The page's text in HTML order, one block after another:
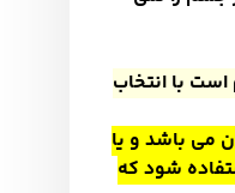
است با انتخاب
می باشد و یا
شود که